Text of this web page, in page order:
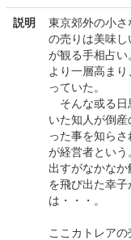
説明
東京郊外の小
の売りは美味
が観る手相占
より一層高ま
っていた。
そんな或る日
いた知人が倒
った事を知ら
が経営者という
出すがなかな
を飛び出た幸
は・・・。
ここカトレア